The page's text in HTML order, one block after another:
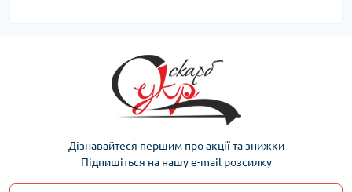
Дізнавайтеся першим про акції та знижки
Підпишіться на нашу e-mail розсилку